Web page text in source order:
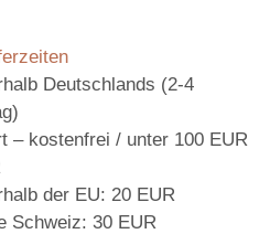
Deutschlands (2-4
– kostenfrei / unter 100 EUR
der EU: 20 EUR
Schweiz: 30 EUR